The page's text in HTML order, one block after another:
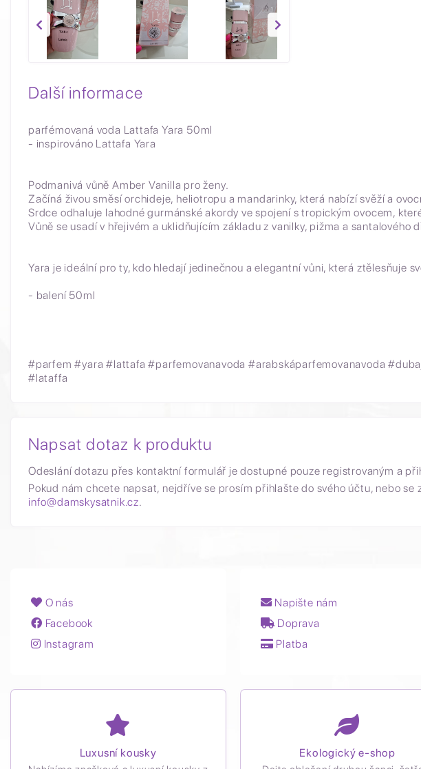
Další informace
parfémovaná voda Lattafa Yara 50ml
- inspirováno Lattafa Yara
Podmanivá vůně Amber Vanilla pro ženy.
Začíná živou směsí orchideje, heliotropu a mandarinky, která nabízí svěží a
Srdce odhaluje lahodné gurmánské akordy ve spojení s tropickým ovocem,
Vůně se usadí v hřejivém a uklidňujícím základu z vanilky, pižma a santalového
Yara je ideální pro ty, kdo hledají jedinečnou a elegantní vůni, která ztělesňuje
- balení 50ml
#parfem #yara #lattafa #parfemovanavoda #arabskáparfemovanavoda
#lataffa
Napsat dotaz k produktu
Odeslání dotazu přes kontaktní formulář je dostupné pouze registrovaným a
Pokud nám chcete napsat, nejdříve se prosím přihlašte do svého účtu, nebo se
info@damskysatnik.cz.
O nás
Facebook
Instagram
Napište nám
Doprava
Platba
Luxusní kousky Ekologický e-shop